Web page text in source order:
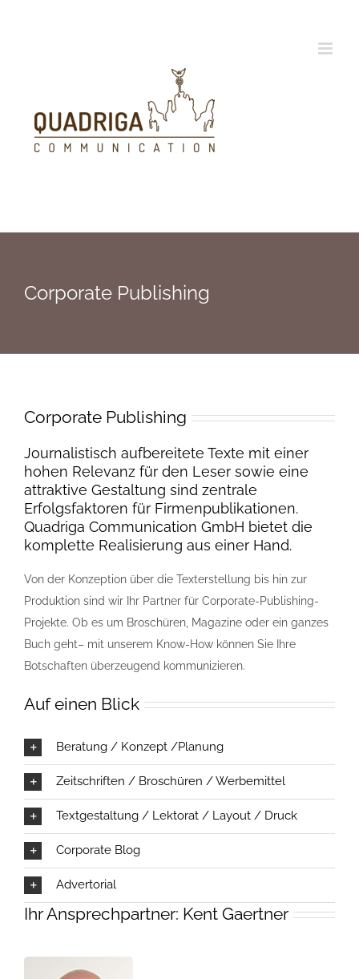
Corporate Publishing
Corporate Publishing
Journalistisch aufbereitete Texte mit einer
hohen Relevanz für den Leser sowie eine
attraktive Gestaltung sind zentrale
Erfolgsfaktoren für Firmenpublikationen.
Quadriga Communication GmbH bietet die
komplette Realisierung aus einer Hand.
Von der Konzeption über die Texterstellung bis hin zur
Produktion sind wir Ihr Partner für Corporate-Publishing-
Projekte. Ob es um Broschüren, Magazine oder ein ganzes
Buch geht– mit unserem Know-How können Sie Ihre
Botschaften überzeugend kommunizieren.
Auf einen Blick
Beratung / Konzept /Planung
Zeitschriften / Broschüren / Werbemittel
Textgestaltung / Lektorat / Layout / Druck
Corporate Blog
Advertorial
Ihr Ansprechpartner: Kent Gaertner